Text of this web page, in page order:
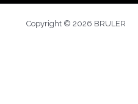
Copyright © 2026 BRULER